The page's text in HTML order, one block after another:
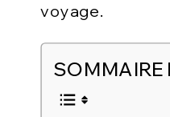
voyage.
SOMMAIRE